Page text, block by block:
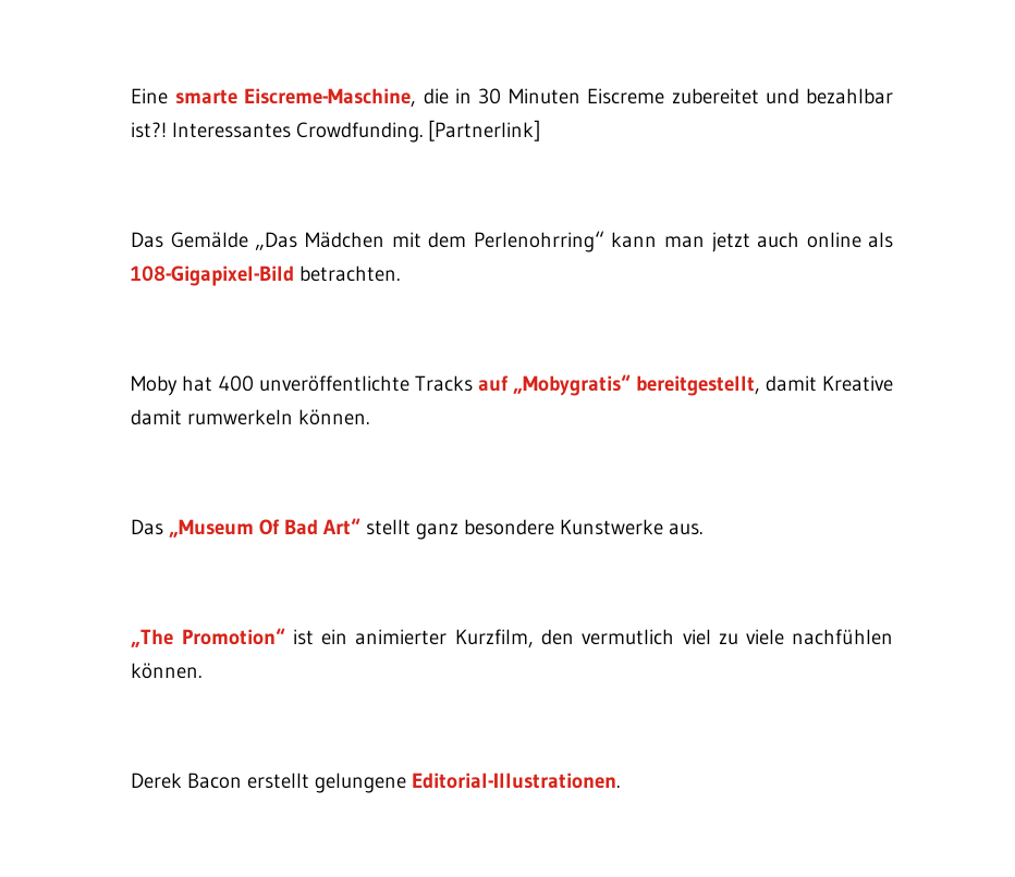
Eine smarte Eiscreme-Maschine, die in 30 Minuten Eiscreme zubereitet und bezahlbar
ist?! Interessantes Crowdfunding. [Partnerlink]
Das Gemälde „Das Mädchen mit dem Perlenohrring“ kann man jetzt auch online als
108-Gigapixel-Bild betrachten.
Moby hat 400 unveröffentlichte Tracks auf „Mobygratis“ bereitgestellt, damit Kreative
damit rumwerkeln können.
Das „Museum Of Bad Art“ stellt ganz besondere Kunstwerke aus.
„The Promotion“ist ein animierter Kurzfilm, den vermutlich viel zu viele nachfühlen
können.
Derek Bacon erstellt gelungene Editorial-Illustrationen.